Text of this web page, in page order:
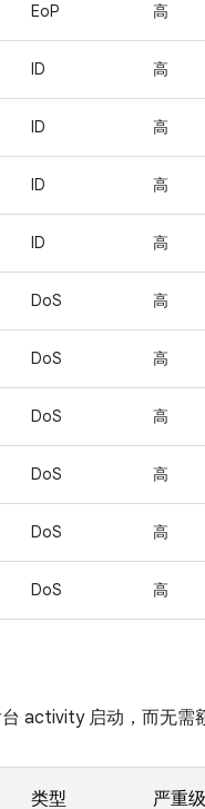
EoP 高
ID 高
ID 高
ID 高
ID 高
DoS 高
DoS 高
DoS 高
DoS 高
DoS 高
DoS 高
activity 启动，而无需
类型 严重